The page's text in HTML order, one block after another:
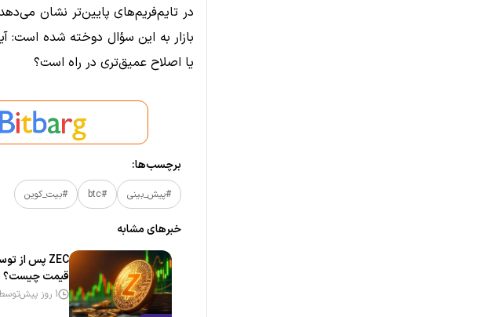
در تایم‌فریم‌های پایین‌تر نشان
بازار به این سؤال دوخته شده است:
یا اصلاح عمیق‌تری در راه است؟
برچسب‌ها:
#پیش_بینی #btc #بیت_کوین
خبر‌های مشابه
قیمت چیست؟
1 روز پیش